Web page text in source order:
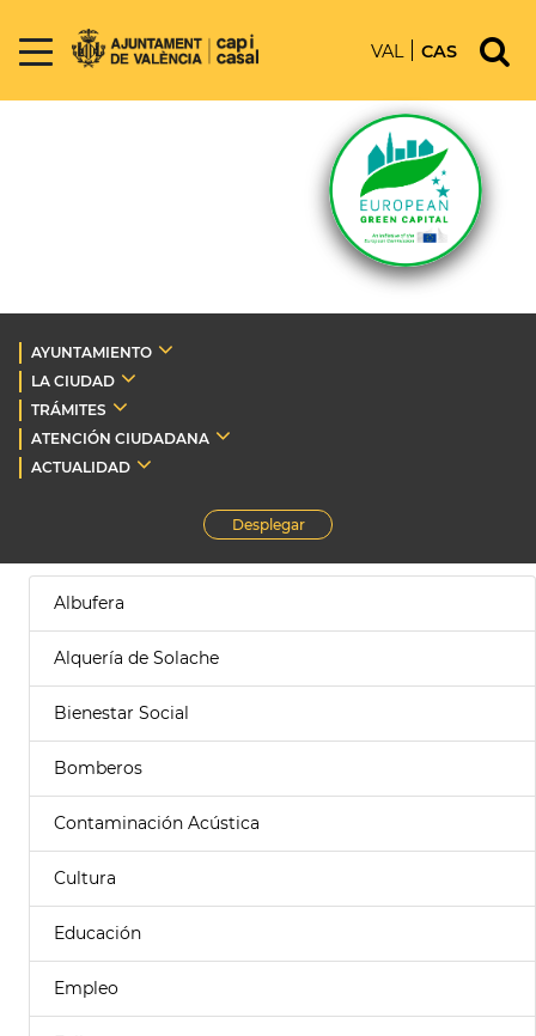
VAL CAS
AYUNTAMIENTO
LA CIUDAD
TRÁMITES
ATENCIÓN CIUDADANA
ACTUALIDAD
Desplegar
Albufera
Alquería de Solache
Bienestar Social
Bomberos
Contaminación Acústica
Cultura
Educación
Empleo